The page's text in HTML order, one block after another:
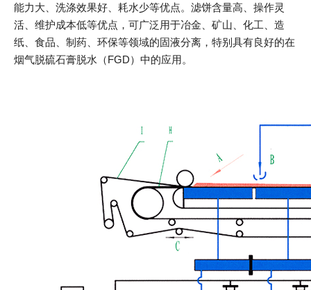
能力大、洗涤效果好、耗水少等优点。滤饼含量高、操作灵
活、维护成本低等优点，可广泛用于冶金、矿山、化工、造
纸、食品、制药、环保等领域的固液分离，特别具有良好的在
烟气脱硫石膏脱水（FGD）中的应用。